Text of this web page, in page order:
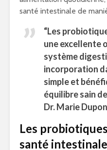
santé intestinale de
“Les
une excellente
système
incorporation
simple et
équilibre sain
Dr. Marie
Les
santé intestinale